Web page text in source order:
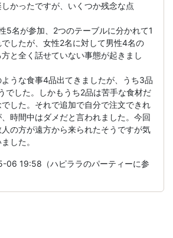
かったですが、いくつか残念な点
5名が参加、2つのテーブルに分かれて1
したが、女性2名に対して男性4名の
と全く話せていない事態が起きまし
うな食事4品出てきましたが、うち3品
でした。しかもうち2品は苦手な食材だ
した。それで追加で自分で注文できれ
時間中はダメだと言われました。今回
の方が遠方から来られたそうですが気
した。
06 19:58（ハピララのパーティーに参